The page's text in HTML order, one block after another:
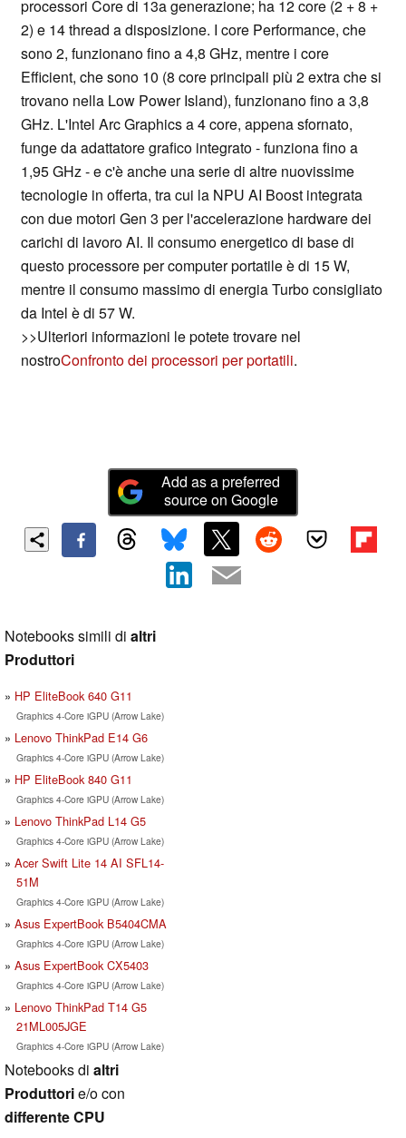
processori Core di 13a generazione; ha 12 core (2 + 8 +
2) e 14 thread a disposizione. I core Performance, che
sono 2, funzionano fino a 4,8 GHz, mentre i core
Efficient, che sono 10 (8 core principali più 2 extra che si
trovano nella Low Power Island), funzionano fino a 3,8
GHz. L'Intel Arc Graphics a 4 core, appena sfornato,
funge da adattatore grafico integrato - funziona fino a
1,95 GHz - e c'è anche una serie di altre nuovissime
tecnologie in offerta, tra cui la NPU AI Boost integrata
con due motori Gen 3 per l'accelerazione hardware dei
carichi di lavoro AI. Il consumo energetico di base di
questo processore per computer portatile è di 15 W,
mentre il consumo massimo di energia Turbo consigliato
da Intel è di 57 W.
>>Ulteriori informazioni le potete trovare nel
nostroConfronto dei processori per portatili.
Add as a preferred
source on Google
Notebooks simili di altri
Produttori
HP EliteBook 640 G11
Graphics 4-Core iGPU (Arrow Lake)
Lenovo ThinkPad E14 G6
Graphics 4-Core iGPU (Arrow Lake)
HP EliteBook 840 G11
Graphics 4-Core iGPU (Arrow Lake)
Lenovo ThinkPad L14 G5
Graphics 4-Core iGPU (Arrow Lake)
Acer Swift Lite 14 AI SFL14-
51M
Graphics 4-Core iGPU (Arrow Lake)
Asus ExpertBook B5404CMA
Graphics 4-Core iGPU (Arrow Lake)
Asus ExpertBook CX5403
Graphics 4-Core iGPU (Arrow Lake)
Lenovo ThinkPad T14 G5
21ML005JGE
Graphics 4-Core iGPU (Arrow Lake)
Notebooks di altri
Produttorie/o con
differente CPU